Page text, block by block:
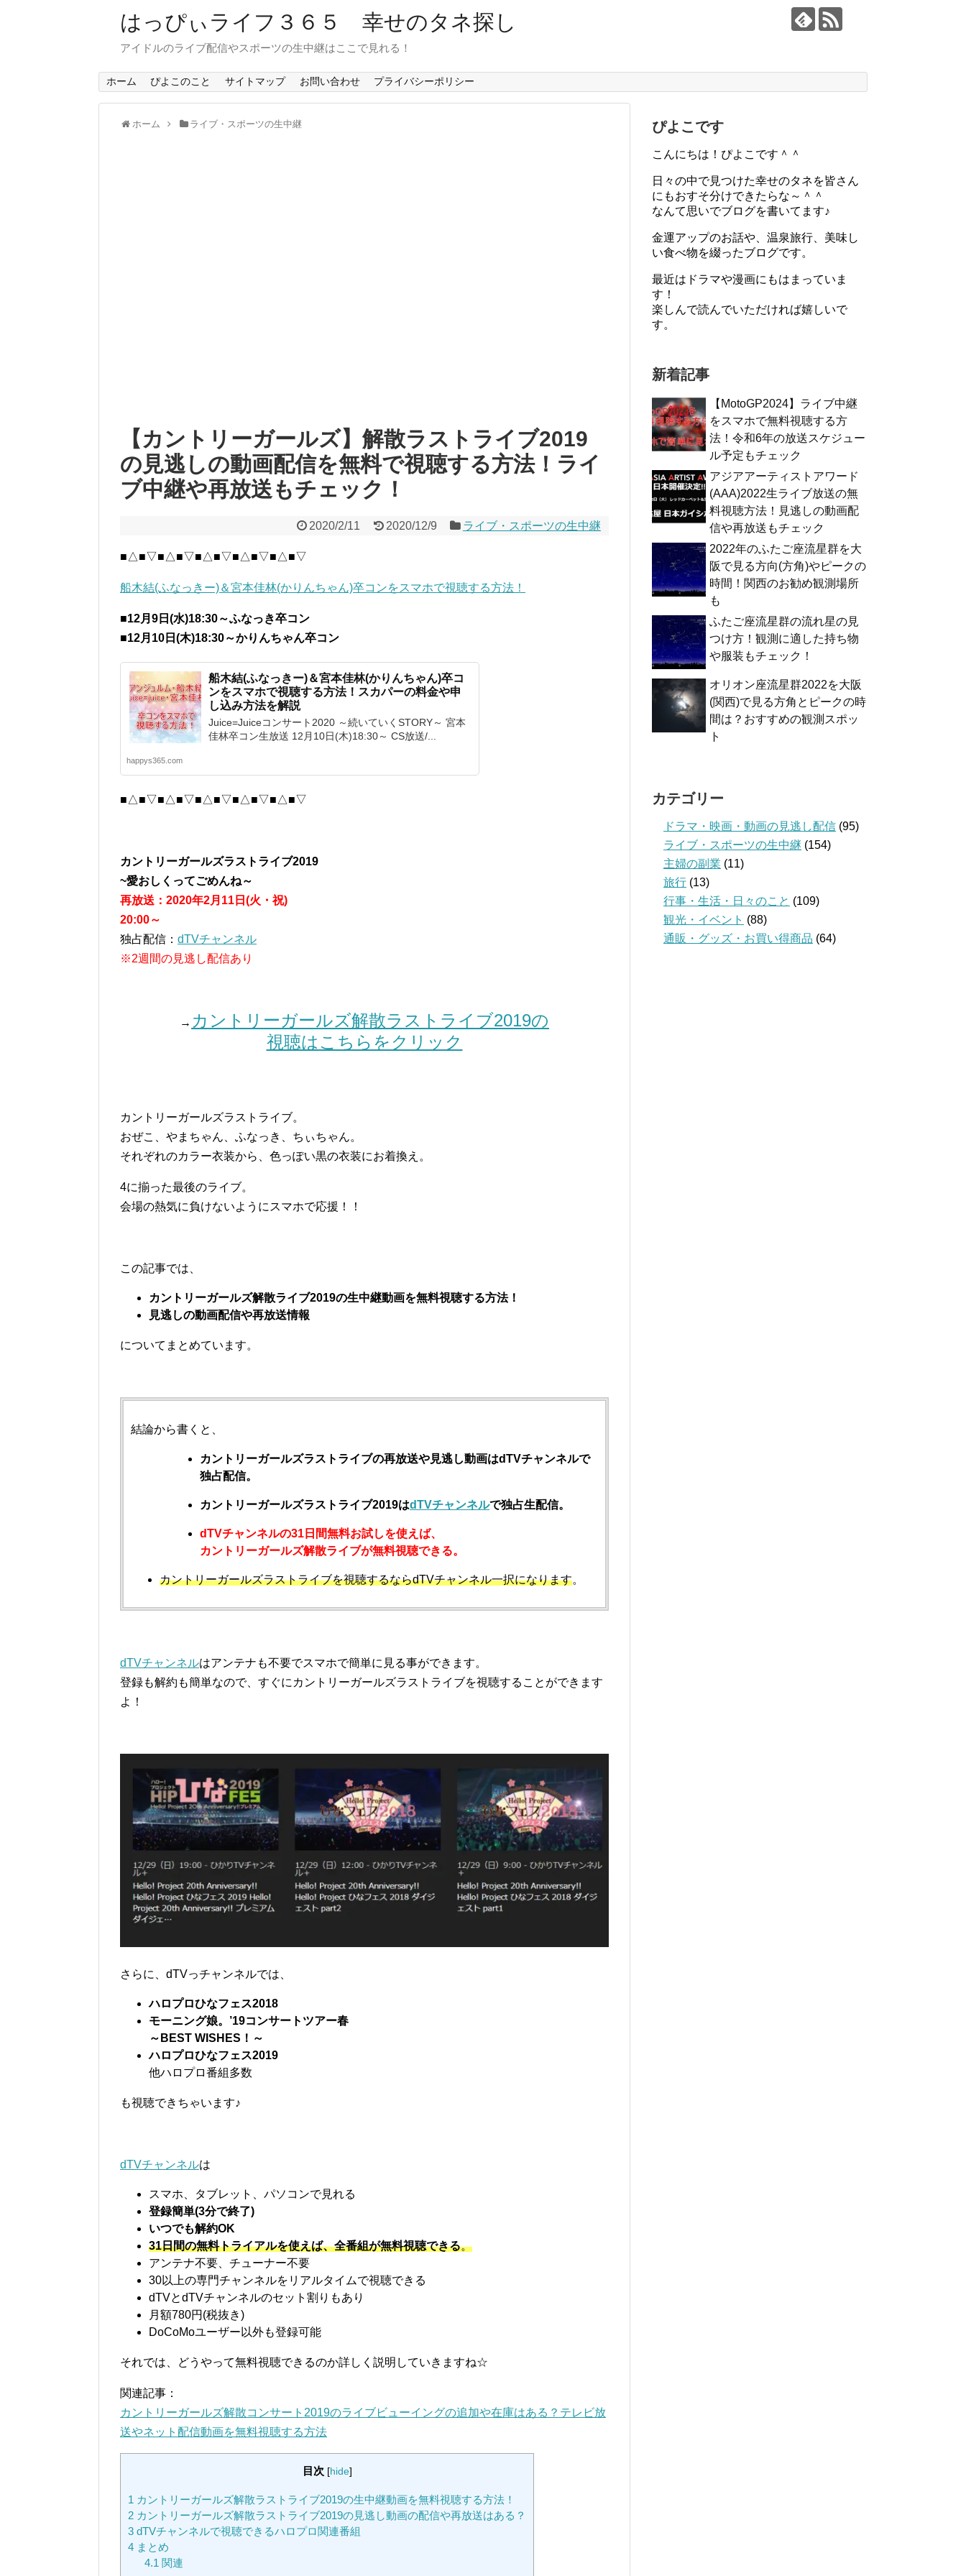
はっぴぃライフ３６５ 幸せのタネ探し
アイドルのライブ配信やスポーツの生中継はここで見れる！
ホーム ぴよこのこと サイトマップ お問い合わせ プライバシーポリシー
ホーム ライブ・スポーツの生中継
【カントリーガールズ】解散ラストライブ2019
の見逃しの動画配信を無料で視聴する方法！ライ
ブ中継や再放送もチェック！
2020/2/11 2020/12/9 ライブ・スポーツの生中継
■△■▽■△■▽■△■▽■△■▽■△■▽
船木結(ふなっきー)＆宮本佳林(かりんちゃん)卒コンをスマホで視聴する方法！
■12月9日(水)18:30～ふなっき卒コン
■12月10日(木)18:30～かりんちゃん卒コン
船木結(ふなっきー)＆宮本佳林(かりんちゃん)卒コ
ンをスマホで視聴する方法！スカパーの料金や申
し込み方法を解説
Juice=Juiceコンサート2020 ～続いていくSTORY～ 宮本
佳林卒コン生放送 12月10日(木)18:30～ CS放送/...
happys365.com
■△■▽■△■▽■△■▽■△■▽■△■▽
カントリーガールズラストライブ2019
~愛おしくってごめんね～
再放送： 2020年2月11日(火・祝)
20:00～
独占配信： dTVチャンネル
※2週間の見逃し配信あり
→ カントリーガールズ解散ラストライブ2019の
視聴はこちらをクリック
カントリーガールズラストライブ。
おぜこ、やまちゃん、ふなっき、ちぃちゃん。
それぞれのカラー衣装から、色っぽい黒の衣装にお着換え。
4に揃った最後のライブ。
会場の熱気に負けないようにスマホで応援！！
この記事では、
カントリーガールズ解散ライブ2019の生中継動画を無料視聴する方法！
見逃しの動画配信や再放送情報
についてまとめています。
結論から書くと、
カントリーガールズラストライブの再放送や見逃し動画はdTVチャンネルで
独占配信。
カントリーガールズラストライブ2019はdTVチャンネルで独占生配信。
dTVチャンネルの31日間無料お試しを使えば、
カントリーガールズ解散ライブが無料視聴できる。
カントリーガールズラストライブを視聴するならdTVチャンネル一択になります。
dTVチャンネルはアンテナも不要でスマホで簡単に見る事ができます。
登録も解約も簡単なので、すぐにカントリーガールズラストライブを視聴することができます
よ！
さらに、dTVっチャンネルでは、
ハロプロひなフェス2018
モーニング娘。’19コンサートツアー春
～BEST WISHES！～
ハロプロひなフェス2019
他ハロプロ番組多数
も視聴できちゃいます♪
dTVチャンネルは
スマホ、タブレット、パソコンで見れる
登録簡単(3分で終了)
いつでも解約OK
31日間の無料トライアルを使えば、全番組が無料視聴できる。
アンテナ不要、チューナー不要
30以上の専門チャンネルをリアルタイムで視聴できる
dTVとdTVチャンネルのセット割りもあり
月額780円(税抜き)
DoCoMoユーザー以外も登録可能
それでは、どうやって無料視聴できるのか詳しく説明していきますね☆
関連記事：
カントリーガールズ解散コンサート2019のライブビューイングの追加や在庫はある？テレビ放
送やネット配信動画を無料視聴する方法
目次 [hide]
1 カントリーガールズ解散ラストライブ2019の生中継動画を無料視聴する方法！
2 カントリーガールズ解散ラストライブ2019の見逃し動画の配信や再放送はある？
3 dTVチャンネルで視聴できるハロプロ関連番組
4 まとめ
4.1 関連
ぴよこです
こんにちは！ぴよこです＾＾
日々の中で見つけた幸せのタネを皆さん
にもおすそ分けできたらな～＾＾
なんて思いでブログを書いてます♪
金運アップのお話や、温泉旅行、美味し
い食べ物を綴ったブログです。
最近はドラマや漫画にもはまっていま
す！
楽しんで読んでいただければ嬉しいで
す。
新着記事
【MotoGP2024】ライブ中継
をスマホで無料視聴する方
法！令和6年の放送スケジュー
ル予定もチェック
アジアアーティストアワード
(AAA)2022生ライブ放送の無
料視聴方法！見逃しの動画配
信や再放送もチェック
2022年のふたご座流星群を大
阪で見る方向(方角)やピークの
時間！関西のお勧め観測場所
も
ふたご座流星群の流れ星の見
つけ方！観測に適した持ち物
や服装もチェック！
オリオン座流星群2022を大阪
(関西)で見る方角とピークの時
間は？おすすめの観測スポッ
ト
カテゴリー
ドラマ・映画・動画の見逃し配信 (95)
ライブ・スポーツの生中継 (154)
主婦の副業 (11)
旅行 (13)
行事・生活・日々のこと (109)
観光・イベント (88)
通販・グッズ・お買い得商品 (64)